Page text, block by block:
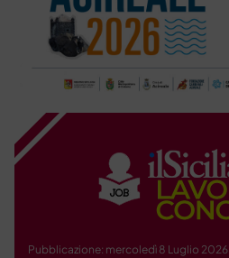
Pubblicazione: mercoledì 8 Luglio 2026